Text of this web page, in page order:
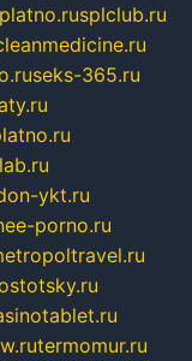
splclub.ru
seks-365.ru
ykt.ru
porno.ru
termomur.ru